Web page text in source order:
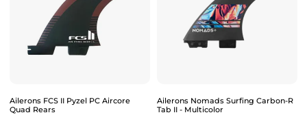
Ailerons FCS II Pyzel PC Aircore
Quad Rears
Ailerons Nomads Surfing Carbon-R
Tab II - Multicolor